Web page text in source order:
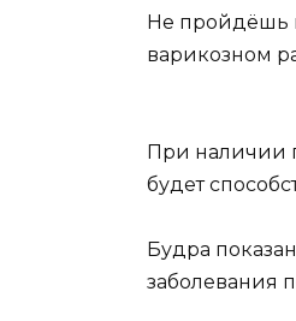
Не пройдёшь
варикозном
При наличии
будет
Будра
заболевания